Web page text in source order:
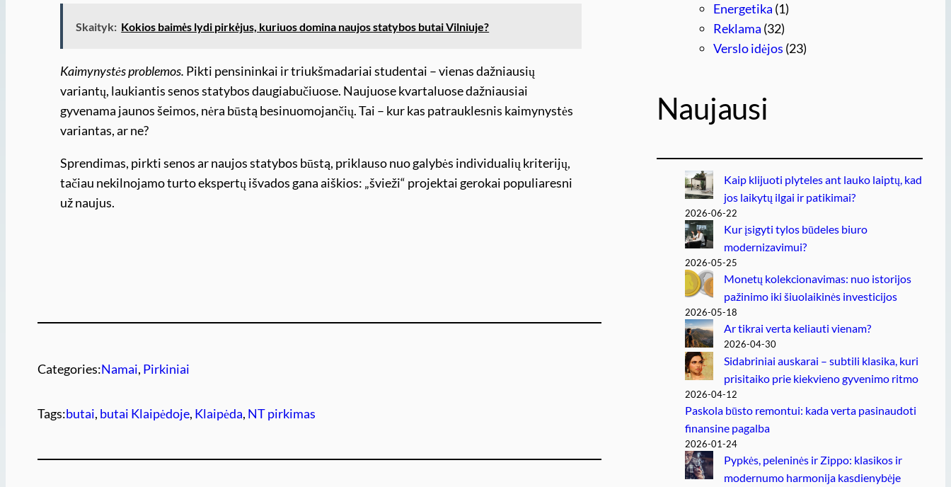
Skaityk: Kokios baimės lydi pirkėjus, kuriuos domina naujos statybos butai Vilniuje?
Kaimynystės problemos. Pikti pensininkai ir triukšmadariai studentai – vienas dažniausių
variantų, laukiantis senos statybos daugiabučiuose. Naujuose kvartaluose dažniausiai
gyvenama jaunos šeimos, nėra būstą besinuomojančių. Tai – kur kas patrauklesnis kaimynystės
variantas, ar ne?
Sprendimas, pirkti senos ar naujos statybos būstą, priklauso nuo galybės individualių kriterijų,
tačiau nekilnojamo turto ekspertų išvados gana aiškios: „švieži“ projektai gerokai populiaresni
už naujus.
Categories:Namai, Pirkiniai
Tags:butai, butai Klaipėdoje, Klaipėda, NT pirkimas
Energetika (1)
Reklama (32)
Verslo idėjos (23)
Naujausi
Kaip klijuoti plyteles ant lauko laiptų, kad
jos laikytų ilgai ir patikimai?
2026-06-22
Kur įsigyti tylos būdeles biuro
modernizavimui?
2026-05-25
Monetų kolekcionavimas: nuo istorijos
pažinimo iki šiuolaikinės investicijos
2026-05-18
Ar tikrai verta keliauti vienam?
2026-04-30
Sidabriniai auskarai – subtili klasika, kuri
prisitaiko prie kiekvieno gyvenimo ritmo
2026-04-12
Paskola būsto remontui: kada verta pasinaudoti
finansine pagalba
2026-01-24
Pypkės, peleninės ir Zippo: klasikos ir
modernumo harmonija kasdienybėje